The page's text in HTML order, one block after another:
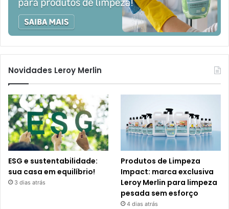
Novidades Leroy Merlin
ESG e sustentabilidade:
sua casa em equilíbrio!
3 dias atrás
Produtos de Limpeza
Impact: marca exclusiva
Leroy Merlin para limpeza
pesada sem esforço
4 dias atrás